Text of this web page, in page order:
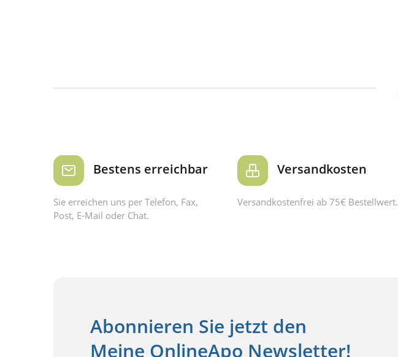
Bestens erreichbar
Sie erreichen uns per Telefon, Fax,
Post, E-Mail oder Chat.
Versandkosten
Versandkostenfrei ab 75€ Bestellwert.
Abonnieren Sie jetzt den
Meine OnlineApo Newsletter!